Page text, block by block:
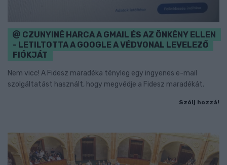
CZUNYINÉ HARCA A GMAIL ÉS AZ ÖNKÉNY ELLEN
- LETILTOTTA A GOOGLE A VÉDVONAL LEVELEZŐ
FIÓKJÁT
Nem vicc! A Fidesz maradéka tényleg egy ingyenes e-mail
szolgáltatást használt, hogy megvédje a Fidesz maradékát.
Szólj hozzá!